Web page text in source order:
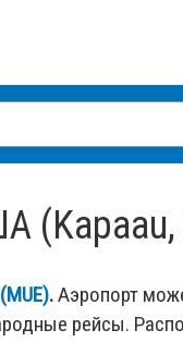
(Kapaau,
.Аэропорт
рейсы.